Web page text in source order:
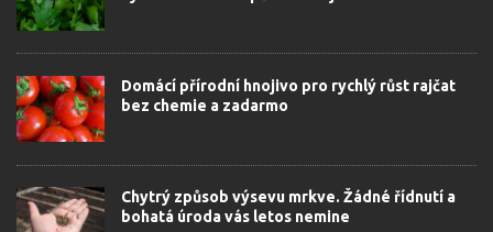
Domácí přírodní hnojivo pro rychlý růst rajčat
bez chemie a zadarmo
Chytrý způsob výsevu mrkve. Žádné řídnutí a
bohatá úroda vás letos nemine